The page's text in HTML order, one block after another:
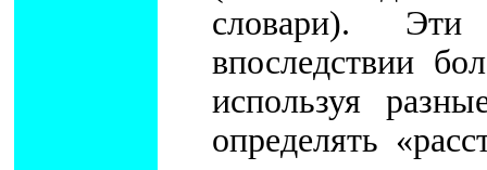
словари). Эти
впоследствии
используя
определять